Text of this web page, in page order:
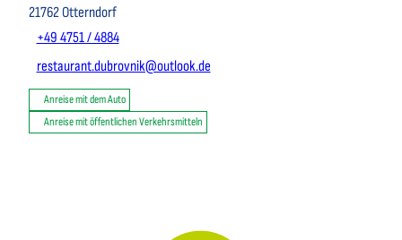
21762 Otterndorf
+49 4751 / 4884
restaurant.dubrovnik@outlook.de
Anreise mit dem Auto
Anreise mit öffentlichen Verkehrsmitteln